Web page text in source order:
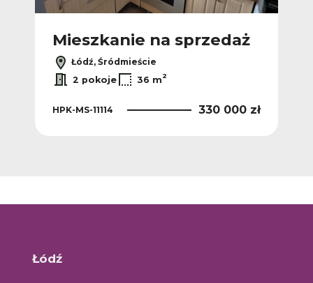
Mieszkanie na sprzedaż
Łódź, Śródmieście
2 pokoje
36 m2
HPK-MS-11114 330 000 zł
Łódź